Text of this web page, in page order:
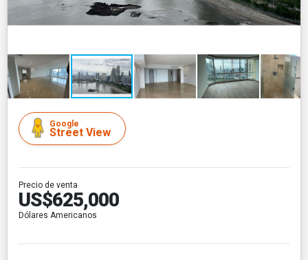
Google
Street View
Precio de venta
US$625,000
Dólares Americanos